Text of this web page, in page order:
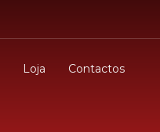
Loja Contactos